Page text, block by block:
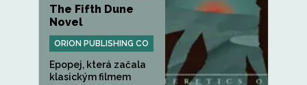
The Fifth Dune
Novel
ORION PUBLISHING CO
Epopej, která začala
klasickým filmem